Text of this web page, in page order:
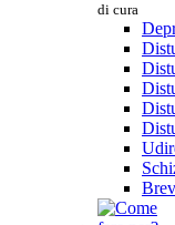
di cura